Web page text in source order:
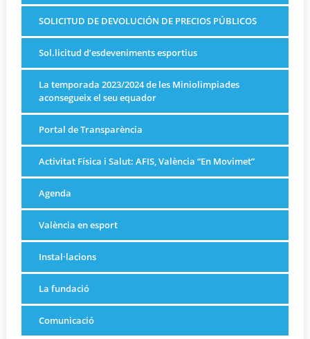
SOLICITUD DE DEVOLUCIÓN DE PRECIOS PÚBLICOS
Sol.licitud d’esdeveniments esportius
La temporada 2023/2024 de les Miniolimpiades
aconsegueix el seu equador
Portal de Transparència
Activitat Física i Salut: AFIS, València “En Movimet”
Agenda
València en esport
Instal·lacions
La fundació
Comunicació